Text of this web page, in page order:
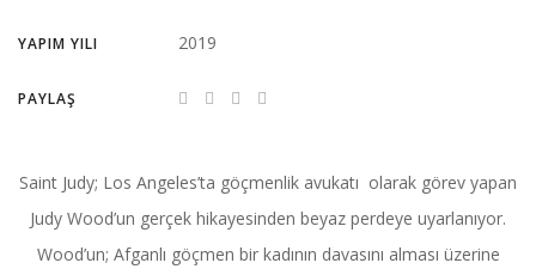
YAPIM YILI 2019
PAYLAŞ
Saint Judy; Los Angeles’ta göçmenlik avukatı olarak görev yapan
Judy Wood’un gerçek hikayesinden beyaz perdeye uyarlanıyor.
Wood’un; Afganlı göçmen bir kadının davasını alması üzerine